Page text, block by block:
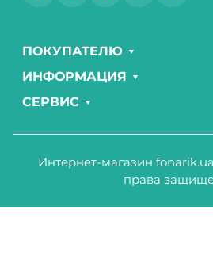
ПОКУПАТЕЛЮ
ИНФОРМАЦИЯ
СЕРВИС
Интернет-магазин
права